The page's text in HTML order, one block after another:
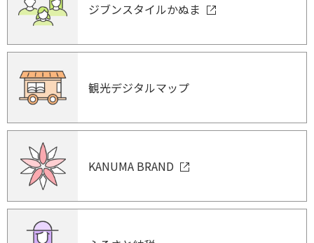
ジブンスタイルかぬま
観光デジタルマップ
KANUMA BRAND